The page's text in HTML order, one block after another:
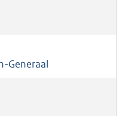
Generaal